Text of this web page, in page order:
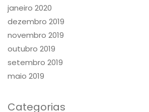
janeiro 2020
dezembro 2019
novembro 2019
outubro 2019
setembro 2019
maio 2019
Categorias